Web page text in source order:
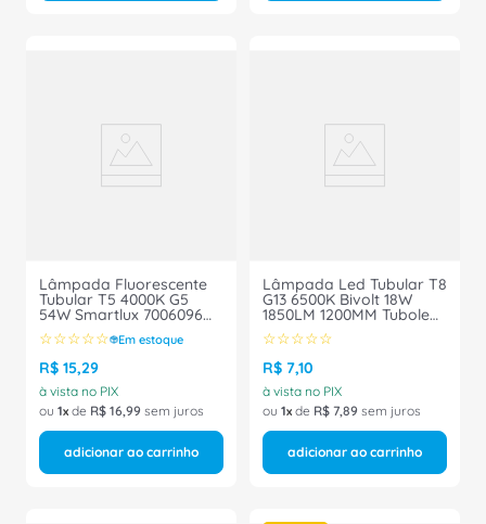
Lâmpada Fluorescente
Tubular T5 4000K G5
54W Smartlux 7006096
Ledvance
☆☆☆☆☆ Em estoque
R$ 15,29
à vista no PIX
ou 1 de R$ 16,99 sem juros
adicionar ao carrinho
Lâmpada Led Tubular T8
G13 6500K Bivolt 18W
1850LM 1200MM Tuboled
7017693 Ledvance
☆☆☆☆☆
R$ 7,10
à vista no PIX
ou 1 de R$ 7,89 sem juros
adicionar ao carrinho